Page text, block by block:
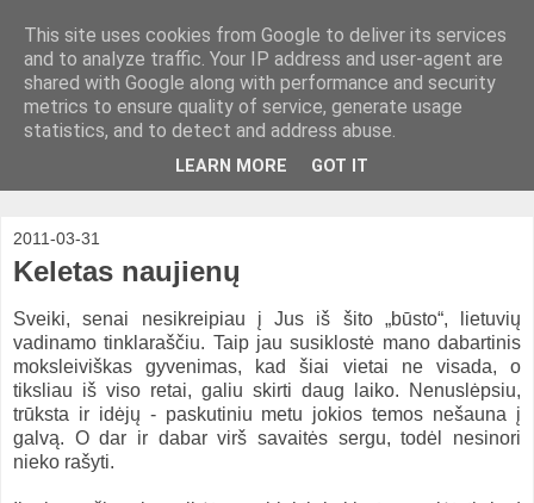
2011-03-31
Keletas naujienų
Sveiki, senai nesikreipiau į Jus iš šito „būsto“, lietuvių
vadinamo tinklaraščiu. Taip jau susiklostė mano dabartinis
moksleiviškas gyvenimas, kad šiai vietai ne visada, o
tiksliau iš viso retai, galiu skirti daug laiko. Nenuslėpsiu,
trūksta ir idėjų - paskutiniu metu jokios temos nešauna į
galvą. O dar ir dabar virš savaitės sergu, todėl nesinori
nieko rašyti.
This site uses cookies from Google to deliver its services
and to analyze traffic. Your IP address and user-agent are
shared with Google along with performance and security
metrics to ensure quality of service, generate usage
statistics, and to detect and address abuse.
LEARN MORE GOT IT